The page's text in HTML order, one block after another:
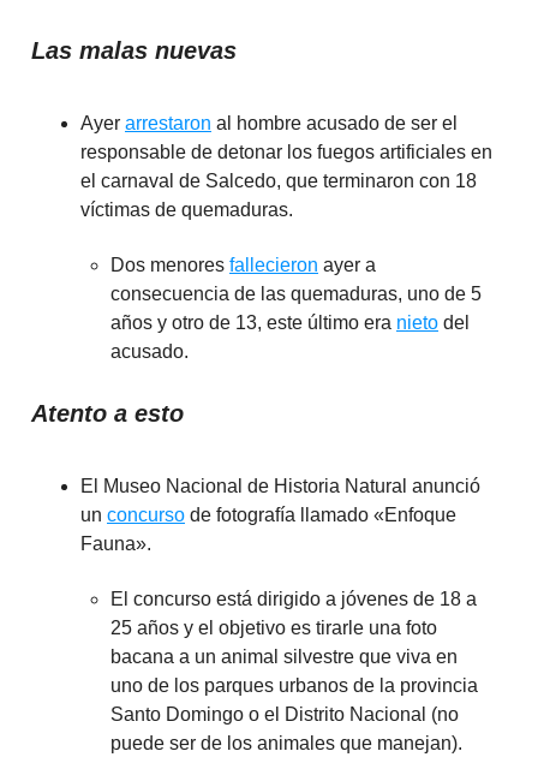
Las malas nuevas
Ayer arrestaron al hombre acusado de ser el
responsable de detonar los fuegos artificiales en
el carnaval de Salcedo, que terminaron con 18
víctimas de quemaduras.
Dos menores fallecieron ayer a
consecuencia de las quemaduras, uno de 5
años y otro de 13, este último era nieto del
acusado.
Atento a esto
El Museo Nacional de Historia Natural anunció
un concurso de fotografía llamado «Enfoque
Fauna».
El concurso está dirigido a jóvenes de 18 a
25 años y el objetivo es tirarle una foto
bacana a un animal silvestre que viva en
uno de los parques urbanos de la provincia
Santo Domingo o el Distrito Nacional (no
puede ser de los animales que manejan).